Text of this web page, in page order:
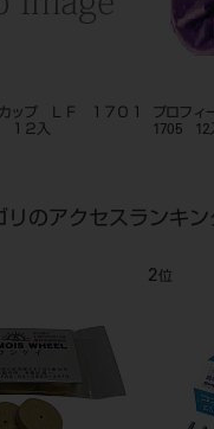
カップ ＬＦ １７０１
１２入
プロ
1705 12
リのアクセスランキン
2 位